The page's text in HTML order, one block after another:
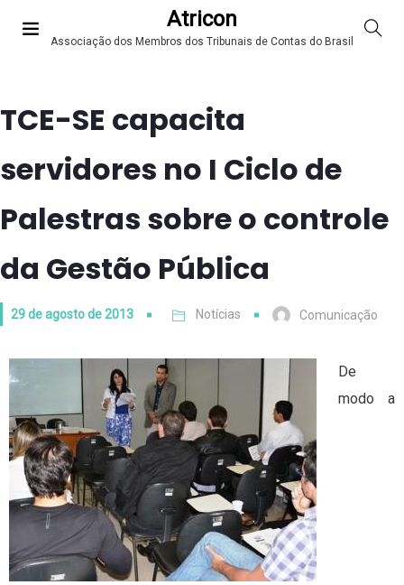
Atricon
Associação dos Membros dos Tribunais de Contas do Brasil
TCE-SE capacita
servidores no I Ciclo de
Palestras sobre o controle
da Gestão Pública
29 de agosto de 2013 Notícias Comunicação
De
modo a